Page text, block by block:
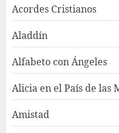
Acordes Cristianos
Aladdín
Alfabeto con Ángeles
Alicia en el País de las
Amistad